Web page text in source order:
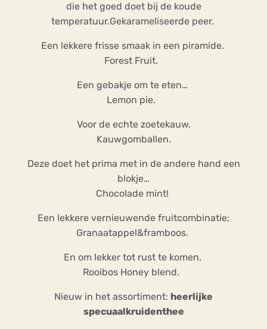
die het goed doet bij de koude
temperatuur.Gekarameliseerde peer.
Een lekkere frisse smaak in een piramide.
Forest Fruit.
Een gebakje om te eten…
Lemon pie.
Voor de echte zoetekauw.
Kauwgomballen.
Deze doet het prima met in de andere hand een
blokje…
Chocolade mint!
Een lekkere vernieuwende fruitcombinatie;
Granaatappel&framboos.
En om lekker tot rust te komen.
Rooibos Honey blend.
Nieuw in het assortiment: heerlijke
specuaalkruidenthee